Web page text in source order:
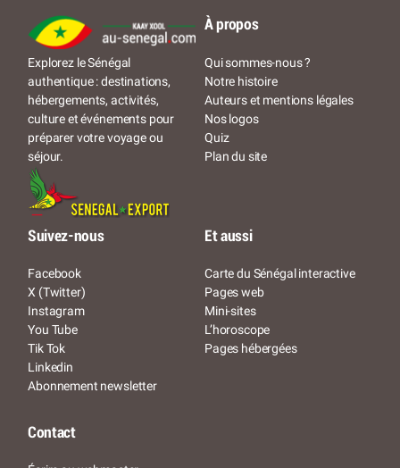
Explorez le Sénégal
authentique : destinations,
hébergements, activités,
culture et événements pour
préparer votre voyage ou
séjour.
À propos
Qui sommes-nous ?
Notre histoire
Auteurs et mentions légales
Nos logos
Quiz
Plan du site
Suivez-nous
Facebook
X (Twitter)
Instagram
You Tube
Tik Tok
Linkedin
Abonnement newsletter
Et aussi
Carte du Sénégal interactive
Pages web
Mini-sites
L’horoscope
Pages hébergées
Contact